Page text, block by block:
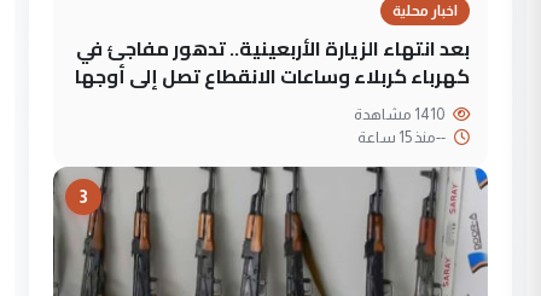
اخبار محلية
بعد انتهاء الزيارة الأربعينية.. تدهور مفاجئ في
كهرباء كربلاء وساعات الانقطاع تصل إلى أوجها
--منذ 15 ساعة
3